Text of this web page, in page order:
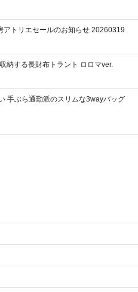
アトリエセールのお知らせ 20260319
納する長財布トラント ロロマver.
手ぶら通勤派のスリムな3wayバッグ